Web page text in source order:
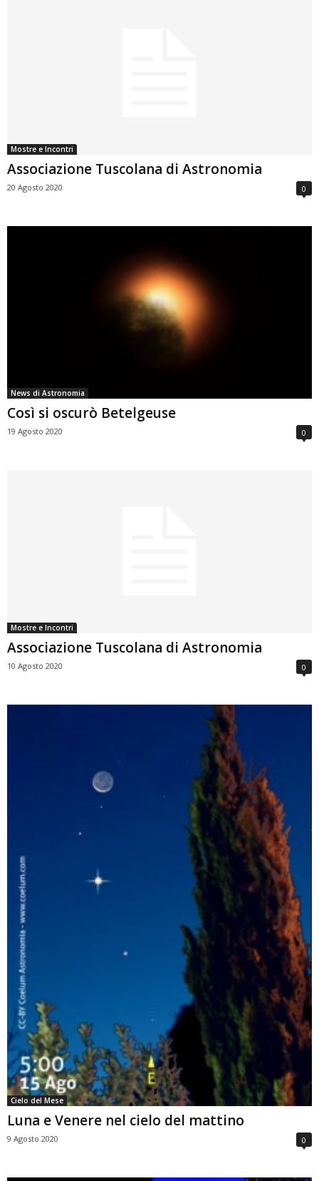
Mostre e Incontri
Associazione Tuscolana di Astronomia
20 Agosto 2020 0
News di Astronomia
Così si oscurò Betelgeuse
19 Agosto 2020 0
Mostre e Incontri
Associazione Tuscolana di Astronomia
10 Agosto 2020 0
Cielo del Mese
Luna e Venere nel cielo del mattino
9 Agosto 2020 0